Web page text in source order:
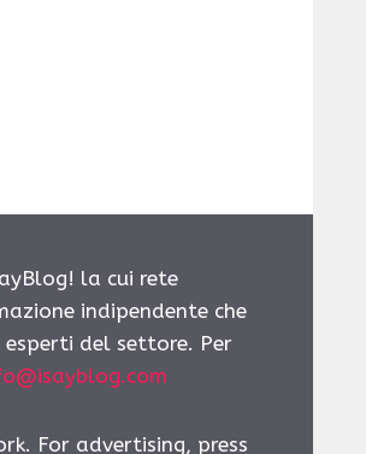
la cui rete
indipendente che
del settore. Per
For advertising, press